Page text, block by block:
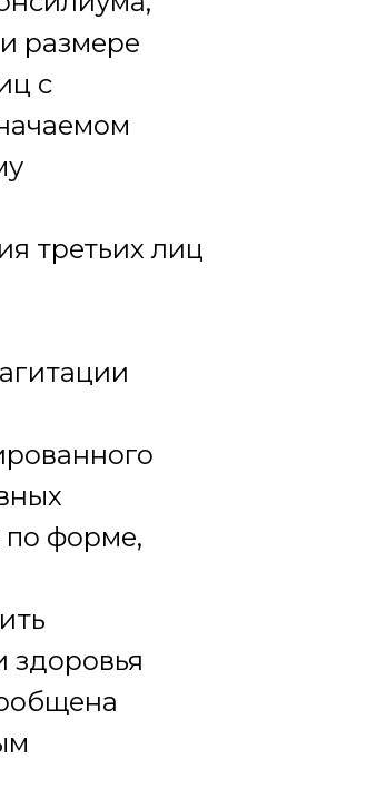
размере
с
третьих лиц
по форме,
здоровья